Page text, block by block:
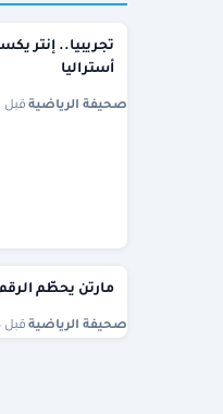
تجريبيا.. إنتر
أستراليا
صحيفة الرياضية قبل 41 دقيقة
مارتن يحطّم
صحيفة الرياضية قبل 54 دقيقة